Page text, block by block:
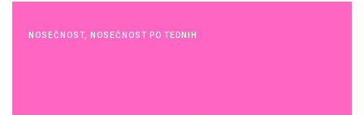
NOSEČNOST, NOSEČNOST PO TEDNIH